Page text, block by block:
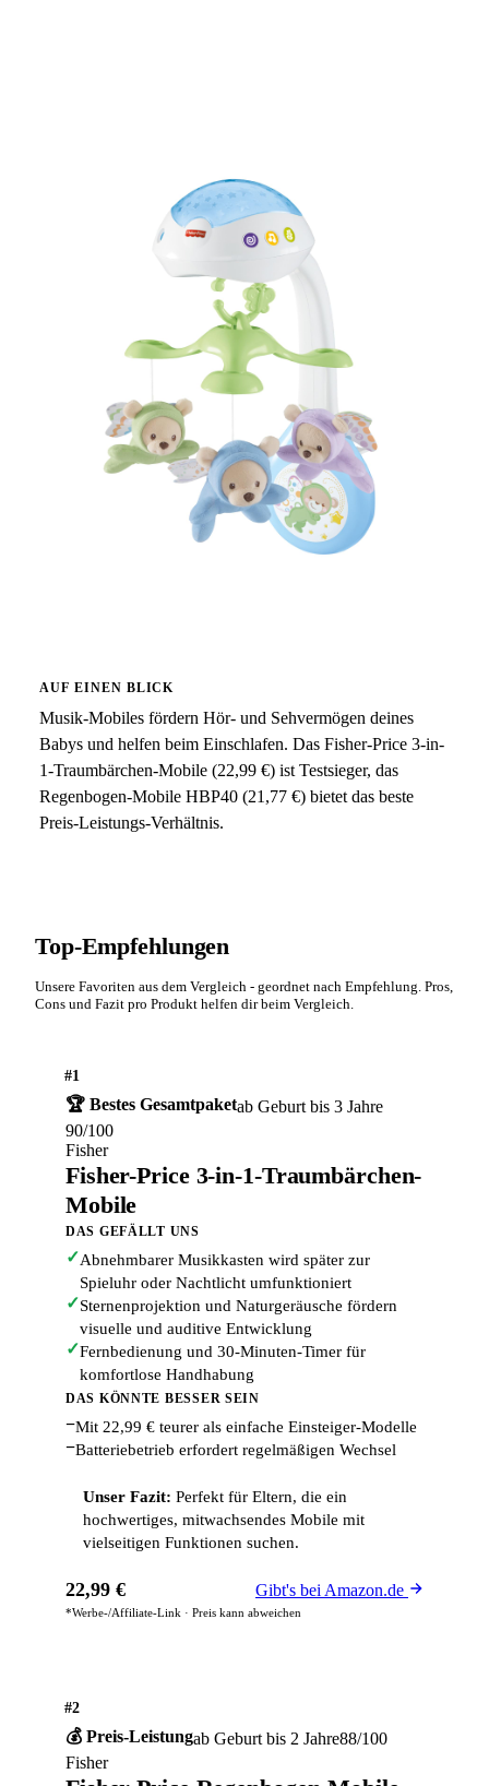
AUF EINEN BLICK
Musik-Mobiles fördern Hör- und Sehvermögen deines
Babys und helfen beim Einschlafen. Das Fisher-Price 3-in-
1-Traumbärchen-Mobile (22,99 €) ist Testsieger, das
Regenbogen-Mobile HBP40 (21,77 €) bietet das beste
Preis-Leistungs-Verhältnis.
Top-Empfehlungen
Unsere Favoriten aus dem Vergleich - geordnet nach Empfehlung. Pros,
Cons und Fazit pro Produkt helfen dir beim Vergleich.
#1
🏆 Bestes Gesamtpaketab Geburt bis 3 Jahre
90/100
Fisher
Fisher-Price 3-in-1-Traumbärchen-
Mobile
DAS GEFÄLLT UNS
✓Abnehmbarer Musikkasten wird später zur
Spieluhr oder Nachtlicht umfunktioniert
✓Sternenprojektion und Naturgeräusche fördern
visuelle und auditive Entwicklung
✓Fernbedienung und 30-Minuten-Timer für
komfortlose Handhabung
DAS KÖNNTE BESSER SEIN
−Mit 22,99 € teurer als einfache Einsteiger-Modelle
−Batteriebetrieb erfordert regelmäßigen Wechsel
Unser Fazit: Perfekt für Eltern, die ein
hochwertiges, mitwachsendes Mobile mit
vielseitigen Funktionen suchen.
22,99 € Gibt's bei Amazon.de
*Werbe-/Affiliate-Link · Preis kann abweichen
#2
💰 Preis-Leistungab Geburt bis 2 Jahre88/100
Fisher